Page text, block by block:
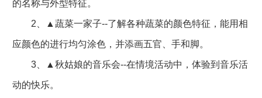
的名称与外型特征。
2、▲蔬菜一家子--了解各种蔬菜的颜色特征，能用相
应颜色的进行均匀涂色，并添画五官、手和脚。
3、▲秋姑娘的音乐会--在情境活动中，体验到音乐活
动的快乐。